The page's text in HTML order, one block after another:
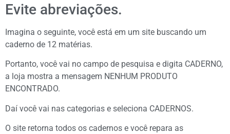
Evite abreviações.
Imagina o seguinte, você está em um site buscando um
caderno de 12 matérias.
Portanto, você vai no campo de pesquisa e digita CADERNO,
a loja mostra a mensagem NENHUM PRODUTO
ENCONTRADO.
Daí você vai nas categorias e seleciona CADERNOS.
O site retorna todos os cadernos e você repara as